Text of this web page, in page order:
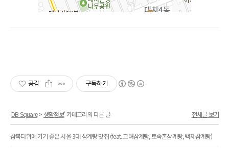
공감 구독하기
'DB Square> 생활정보' 카테고리의 다른 글
삼복더위에 가기 좋은 서울 3대 삼계탕 맛집 (feat. 고려삼계탕, 토속촌삼계탕, 백제삼계탕)
전체글 보기